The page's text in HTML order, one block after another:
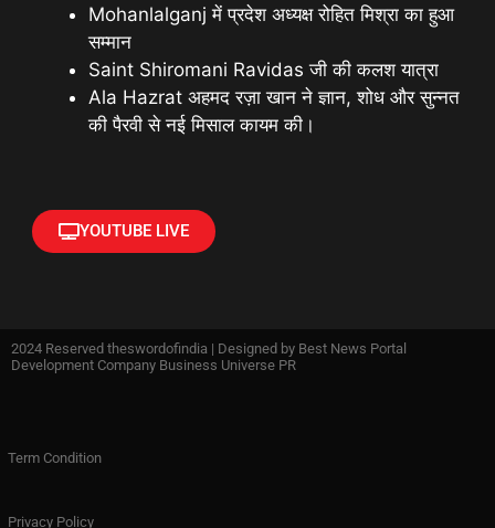
Mohanlalganj में प्रदेश अध्यक्ष रोहित मिश्रा का हुआ
सम्मान
Saint Shiromani Ravidas जी की कलश यात्रा
Ala Hazrat अहमद रज़ा खान ने ज्ञान, शोध और सुन्नत
की पैरवी से नई मिसाल कायम की।
YOUTUBE LIVE
2024 Reserved theswordofindia | Designed by Best News Portal
Development Company Business Universe PR
Term Condition
Privacy Policy